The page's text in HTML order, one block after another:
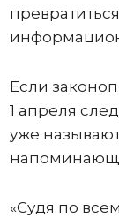
Если
1 апреля
уже
«Судя по